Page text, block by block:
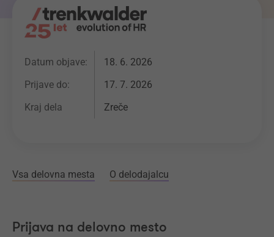
Datum objave:
18. 6. 2026
Prijave do:
17. 7. 2026
Kraj dela
Zreče
Vsa delovna mesta O delodajalcu
Prijava na delovno mesto